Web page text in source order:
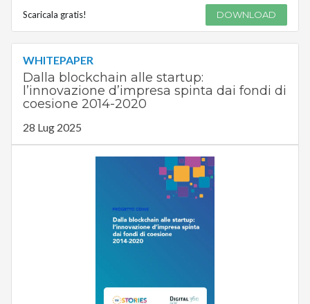
Scaricala gratis! DOWNLOAD
WHITEPAPER
Dalla blockchain alle startup:
l’innovazione d’impresa spinta dai fondi di
coesione 2014-2020
28 Lug 2025